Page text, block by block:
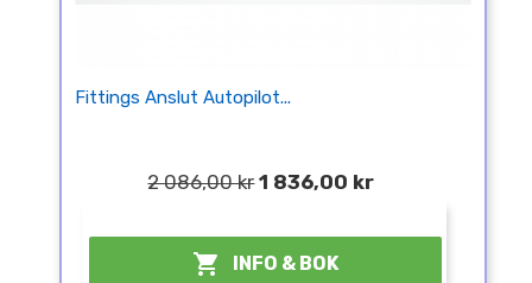
Fittings Anslut Autopilot...
2 086,00 kr 1 836,00 kr
 INFO & BOK